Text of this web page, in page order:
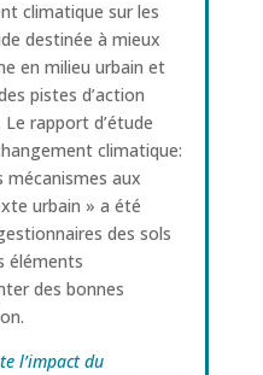
climatique sur les
destinée à mieux
en milieu urbain et
pistes d’action
rapport d’étude
climatique:
mécanismes aux
urbain » a été
des sols
éléments
des bonnes
l’impact du